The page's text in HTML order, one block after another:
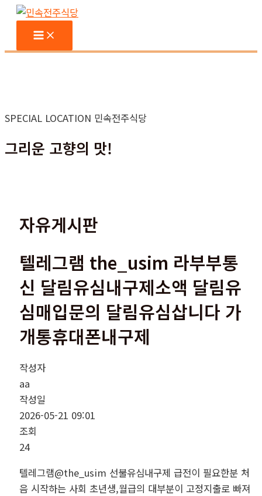
기
Main
Menu
SPECIAL LOCATION 민속전주식당
그리운 고향의 맛!
자유게시판
텔레그램 the_usim 라부부통
신 달림유심내구제소액 달림유
심매입문의 달림유심삽니다 가
개통휴대폰내구제
작성자
aa
작성일
2026-05-21 09:01
조회
24
텔레그램@the_usim 선불유심내구제 급전이 필요한분 처
음 시작하는 사회 초년생,월급의 대부분이 고정지출로 빠져